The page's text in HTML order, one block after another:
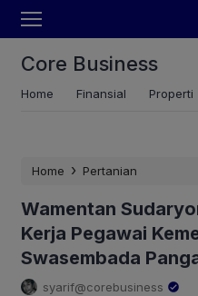
Core Business
Home Finansial Properti
Home › Pertanian
Wamentan
Kerja Pegawai
Swasembada
syarif@corebusiness